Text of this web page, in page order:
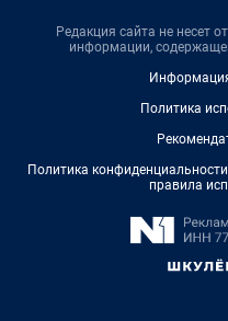
Редакция сайта не несет
информации,
Политика
Политика
правила